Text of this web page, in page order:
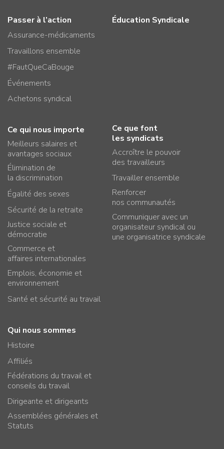
Passer à l’action
Assurance-médicaments
Travaillons ensemble
#FautQueCaBouge
Événements
Achetons syndical
Éducation Syndicale
Ce qui nous importe
Meilleurs salaires et
avantages sociaux
Élimination de
la discrimination
Égalité des sexes
Sécurité de la retraite
Justice sociale et
démocratie
Commerce et
affaires internationales
Emplois, économie et
environnement
Santé et sécurité au travail
Ce que font
les syndicats
Accroître le pouvoir
des travailleurs
Travailler ensemble
Renforcer
nos communautés
Communiquer avec un
organisateur syndical ou
une organisatrice syndicale
Qui nous sommes
Histoire
Affiliés
Fédérations du travail et
conseils du travail
Dirigeante et dirigeants
Assemblées générales et
Statuts